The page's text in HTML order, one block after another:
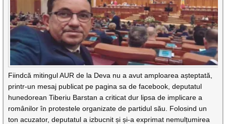
Fiindcă mitingul AUR de la Deva nu a avut amploarea așteptată,
printr-un mesaj publicat pe pagina sa de facebook, deputatul
hunedorean Tiberiu Barstan a criticat dur lipsa de implicare a
românilor în protestele organizate de partidul său. Folosind un
ton acuzator, deputatul a izbucnit și și-a exprimat nemulțumirea